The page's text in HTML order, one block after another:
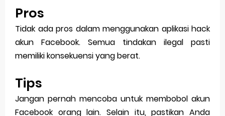
Pros
Tidak ada pros dalam menggunakan aplikasi hack
akun Facebook. Semua tindakan ilegal pasti
memiliki konsekuensi yang berat.
Tips
Jangan pernah mencoba untuk membobol akun
Facebook orang lain. Selain itu, pastikan Anda